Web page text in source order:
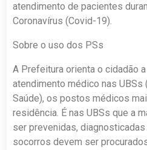
atendimento de pacientes
Coronavírus (Covid-19).
Sobre o uso dos PSs
A Prefeitura orienta o cidadão
atendimento médico nas UBSs
Saúde), os postos médicos
residência. É nas UBSs que a
ser prevenidas,
socorros devem ser